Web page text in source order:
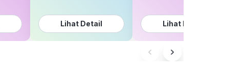
Lihat Detail Lihat Detail